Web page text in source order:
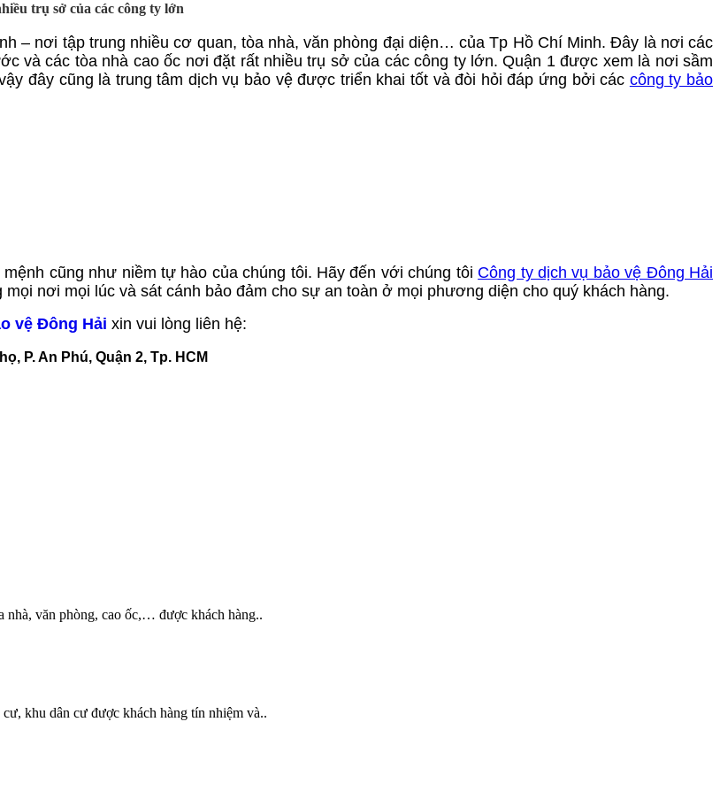
trụ sở của các công ty lớn
– nơi tập trung nhiều cơ quan, tòa nhà, văn phòng đại diện… của Tp Hồ Chí Minh. Đây là nơi các
và các tòa nhà cao ốc nơi đặt rất nhiều trụ sở của các công ty lớn. Quận 1 được xem là nơi sầm
đây cũng là trung tâm dịch vụ bảo vệ được triển khai tốt và đòi hỏi đáp ứng bởi các công ty bảo
cũng như niềm tự hào của chúng tôi. Hãy đến với chúng tôi Công ty dịch vụ bảo vệ Đông Hải
nơi mọi lúc và sát cánh bảo đảm cho sự an toàn ở mọi phương diện cho quý khách hàng.
vệ Đông Hải xin vui lòng liên hệ:
P. An Phú, Quận 2, Tp. HCM
nhà, văn phòng, cao ốc,… được khách hàng..
khu dân cư được khách hàng tín nhiệm và..